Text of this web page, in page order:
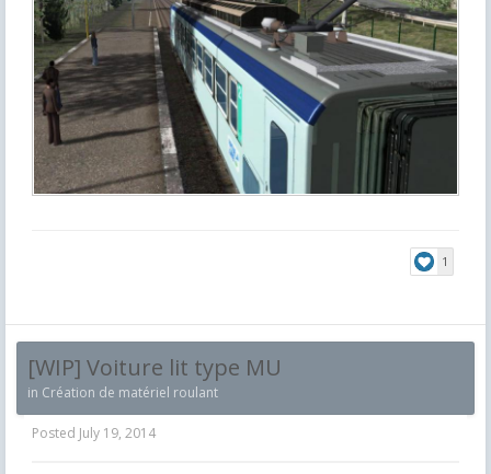
1
[WIP] Voiture lit type MU
in Création de matériel roulant
Posted July 19, 2014